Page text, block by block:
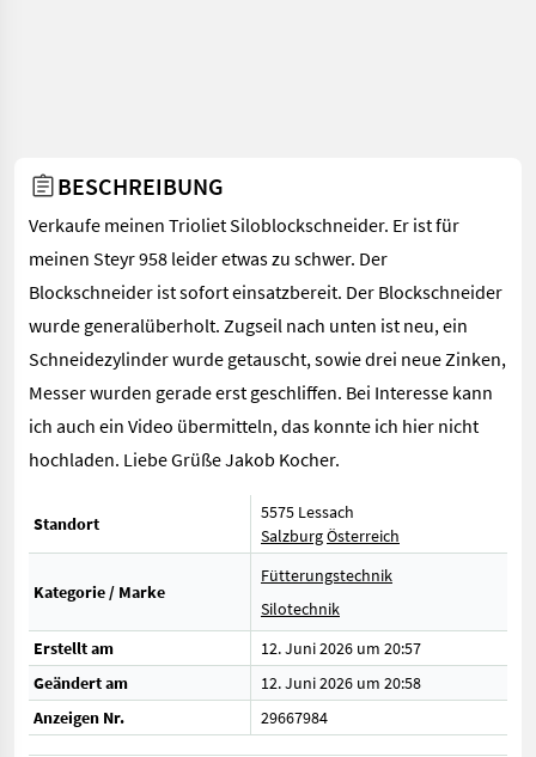
BESCHREIBUNG
Verkaufe meinen Trioliet Siloblockschneider. Er ist für
meinen Steyr 958 leider etwas zu schwer. Der
Blockschneider ist sofort einsatzbereit. Der Blockschneider
wurde generalüberholt. Zugseil nach unten ist neu, ein
Schneidezylinder wurde getauscht, sowie drei neue Zinken,
Messer wurden gerade erst geschliffen. Bei Interesse kann
ich auch ein Video übermitteln, das konnte ich hier nicht
hochladen. Liebe Grüße Jakob Kocher.
Standort
5575 Lessach
SalzburgÖsterreich
Kategorie / Marke
Fütterungstechnik
Silotechnik
Erstellt am
12. Juni 2026 um 20:57
Geändert am
12. Juni 2026 um 20:58
Anzeigen Nr.
29667984